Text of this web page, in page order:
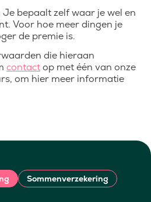
Je bepaalt zelf waar je wel en
Voor hoe meer dingen je
de premie is.
die hieraan
contactop met één van onze
om hier meer informatie
Sommenverzekering